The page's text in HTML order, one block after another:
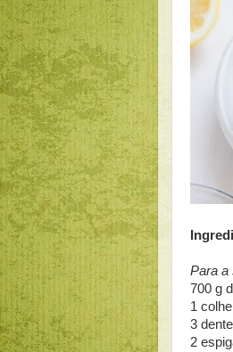
Para a
700 g
1
3
2